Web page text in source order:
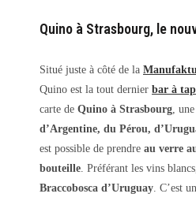
Quino à Strasbourg, le
Situé juste à côté de la
Quino est la tout dernier bar à
carte de Quino à Strasbourg,
d’Argentine, du Pérou,
est possible de prendre au verre
bouteille. Préférant les vins
Braccobosca d’Uruguay. C’est